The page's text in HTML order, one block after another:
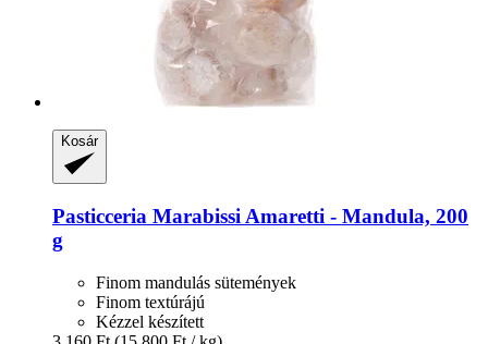
Kosár
Pasticceria Marabissi Amaretti -​ Mandula, 200
g
Finom mandulás sütemények
Finom textúrájú
Kézzel készített